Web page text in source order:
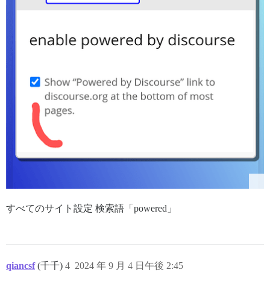
すべてのサイト設定 検索語「powered」
qiancsf (千千) 2024 年 9 月 4 日午後 2:45
4